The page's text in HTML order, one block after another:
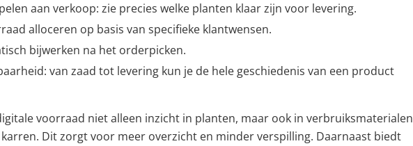
aan verkoop: zie precies welke planten klaar zijn voor levering.
alloceren op basis van specifieke klantwensen.
bijwerken na het orderpicken.
van zaad tot levering kun je de hele geschiedenis van een product
voorraad niet alleen inzicht in planten, maar ook in verbruiksmaterialen
Dit zorgt voor meer overzicht en minder verspilling. Daarnaast biedt